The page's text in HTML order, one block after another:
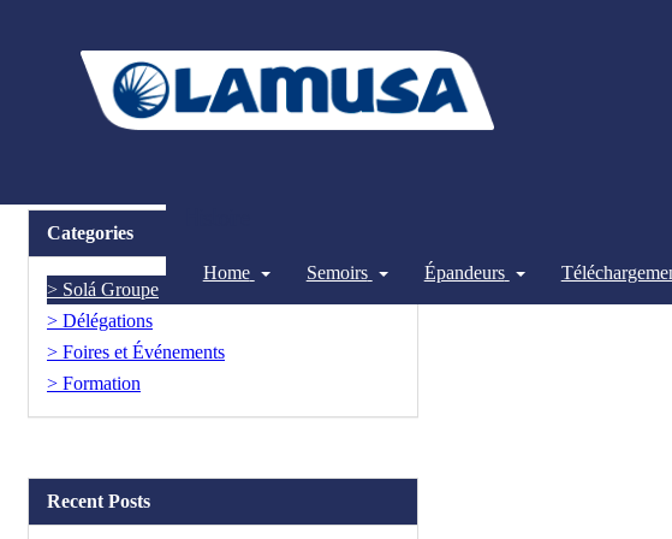
Home Semoirs Épandeurs
Categories
Solá Groupe
Délégations
Foires et Événements
Formation
Recent Posts